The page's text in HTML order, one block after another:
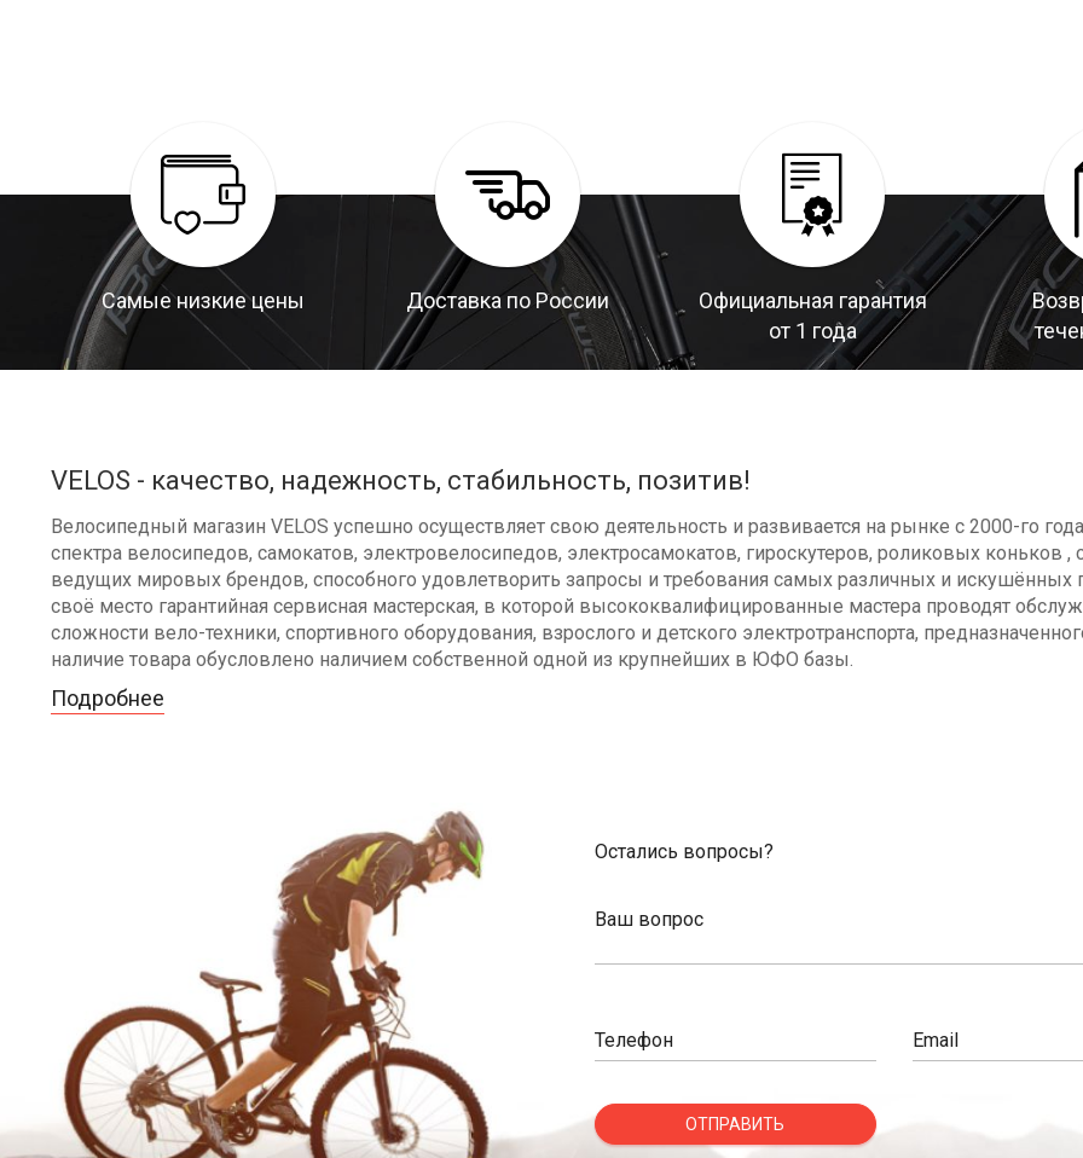
Самые низкие цены Доставка по России
Официальная гарантия
от 1 года
VELOS - качество, надежность, стабильность, позитив!
Велосипедный магазин VELOS успешно осуществляет свою деятельность и развивается на рынке с 2000-го
спектра велосипедов, самокатов, электровелосипедов, электросамокатов, гироскутеров, роликовых коньков ,
ведущих мировых брендов, способного удовлетворить запросы и требования самых различных и искушённых
своё место гарантийная сервисная мастерская, в которой высококвалифицированные мастера проводят
сложности вело-техники, спортивного оборудования, взрослого и детского электротранспорта,
наличие товара обусловлено наличием собственной одной из крупнейших в ЮФО базы.
Подробнее
Остались вопросы?
Ваш вопрос
Телефон Email
ОТПРАВИТЬ